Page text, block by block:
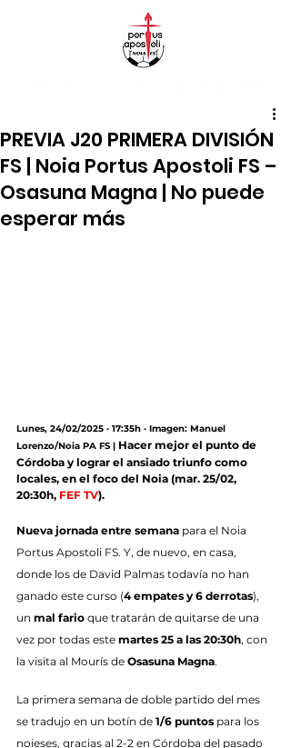
PREVIA J20 PRIMERA DIVISIÓN
FS | Noia Portus Apostoli FS –
Osasuna Magna | No puede
esperar más
Lunes, 24/02/2025 · 17:35h · Imagen: Manuel
Lorenzo/Noia PA FS | Hacer mejor el punto de
Córdoba y lograr el ansiado triunfo como
locales, en el foco del Noia (mar. 25/02,
20:30h, FEF TV).
Nueva jornada entre semana para el Noia
Portus Apostoli FS. Y, de nuevo, en casa,
donde los de David Palmas todavía no han
ganado este curso (4 empates y 6 derrotas),
un mal fario que tratarán de quitarse de una
vez por todas este martes 25 a las 20:30h, con
la visita al Mourís de Osasuna Magna.
La primera semana de doble partido del mes
se tradujo en un botín de 1/6 puntos para los
noieses, gracias al 2-2 en Córdoba del pasado